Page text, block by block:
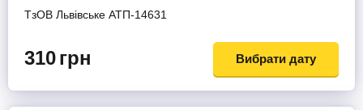
ТзОВ Львiвське АТП-14631
310грн Вибрати дату